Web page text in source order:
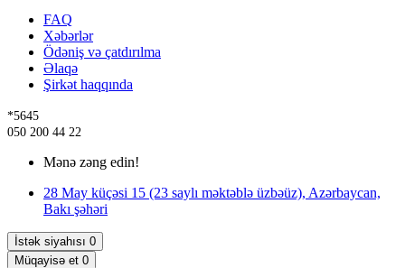
FAQ
Xəbərlər
Ödəniş və çatdırılma
Əlaqə
Şirkət haqqında
*5645
050 200 44 22
Mənə zəng edin!
28 May küçəsi 15 (23 saylı məktəblə üzbəüz), Azərbaycan,
Bakı şəhəri
İstək siyahısı 0
Müqayisə et 0